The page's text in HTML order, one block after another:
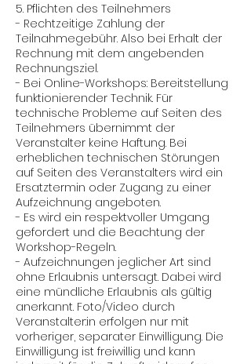
5. Pflichten des Teilnehmers
- Rechtzeitige Zahlung der
Teilnahmegebühr. Also bei Erhalt der
Rechnung mit dem angebenden
Rechnungsziel.
- Bei Online-Workshops: Bereitstellung
funktionierender Technik. Für
technische Probleme auf Seiten des
Teilnehmers übernimmt der
Veranstalter keine Haftung. Bei
erheblichen technischen Störungen
auf Seiten des Veranstalters wird ein
Ersatztermin oder Zugang zu einer
Aufzeichnung angeboten.
- Es wird ein respektvoller Umgang
gefordert und die Beachtung der
Workshop-Regeln.
- Aufzeichnungen jeglicher Art sind
ohne Erlaubnis untersagt. Dabei wird
eine mündliche Erlaubnis als gültig
anerkannt. Foto/Video durch
Veranstalter:in erfolgen nur mit
vorheriger, separater Einwilligung. Die
Einwilligung ist freiwillig und kann